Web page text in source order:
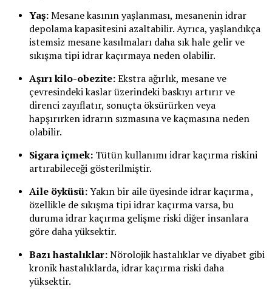
Yaş:Mesane kasının yaşlanması, mesanenin idrar
depolama kapasitesini azaltabilir. Ayrıca, yaşlandıkça
istemsiz mesane kasılmaları daha sık hale gelir ve
sıkışma tipi idrar kaçırmaya neden olabilir.
Aşırı kilo-obezite:Ekstra ağırlık, mesane ve
çevresindeki kaslar üzerindeki baskıyı artırır ve
direnci zayıflatır, sonuçta öksürürken veya
hapşırırken idrarın sızmasına ve kaçmasına neden
olabilir.
Sigara içmek: Tütün kullanımı idrar kaçırma riskini
artırabileceği gösterilmiştir.
Aile öyküsü:Yakın bir aile üyesinde idrar kaçırma ,
özellikle de sıkışma tipi idrar kaçırma varsa, bu
duruma idrar kaçırma gelişme riski diğer insanlara
göre daha yüksektir.
Bazı hastalıklar:Nörolojik hastalıklar ve diyabet gibi
kronik hastalıklarda, idrar kaçırma riski daha
yüksektir.